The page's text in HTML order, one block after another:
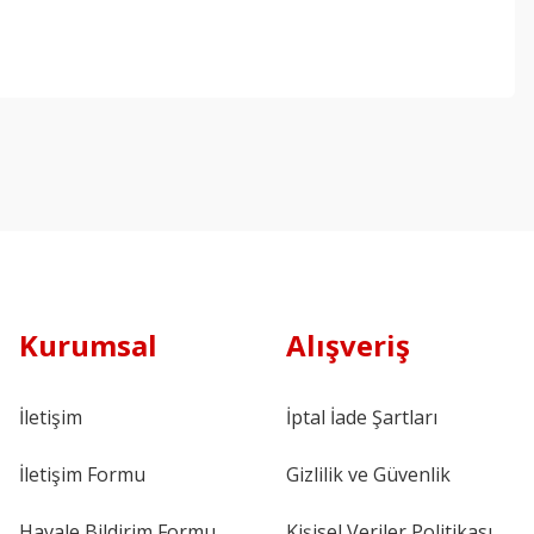
Kurumsal
İletişim
İletişim Formu
Alışveriş
İptal İade Şartları
Gizlilik ve Güvenlik